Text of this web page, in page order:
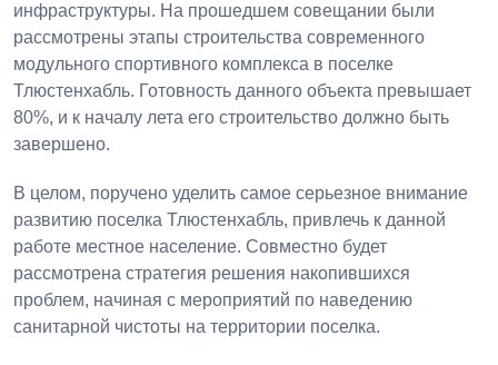
инфраструктуры. На прошедшем совещании были
рассмотрены этапы строительства современного
модульного спортивного комплекса в поселке
Тлюстенхабль. Готовность данного объекта превышает
80%, и к началу лета его строительство должно быть
завершено.
В целом, поручено уделить самое серьезное внимание
развитию поселка Тлюстенхабль, привлечь к данной
работе местное население. Совместно будет
рассмотрена стратегия решения накопившихся
проблем, начиная с мероприятий по наведению
санитарной чистоты на территории поселка.